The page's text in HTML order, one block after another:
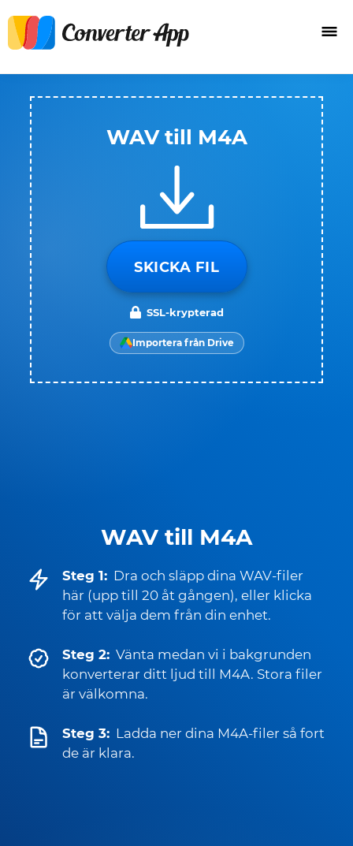
WAV till M4A
Steg 1: Dra och släpp dina WAV-filer
här (upp till 20 åt gången), eller klicka
för att välja dem från din enhet.
Steg 2: Vänta medan vi i bakgrunden
konverterar ditt ljud till M4A. Stora filer
är välkomna.
Steg 3: Ladda ner dina M4A-filer så fort
de är klara.
WAV till M4A
SKICKA FIL
SSL-krypterad
Importera från Drive